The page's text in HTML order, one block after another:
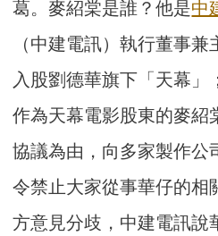
葛。麥紹棠是誰？他是中
（中建電訊）執行董事
入股劉德華旗下「天幕」
作為天幕電影股東的麥紹
協議為由，向多家製作公
令禁止大家從事華仔的相
方意見分歧，中建電訊說